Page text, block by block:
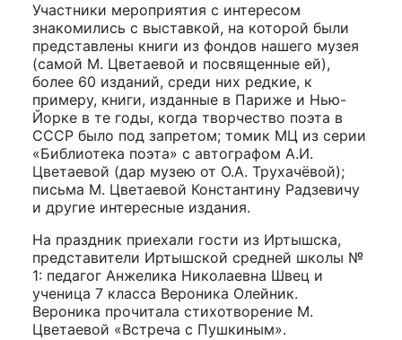
Участники мероприятия с интересом
знакомились с выставкой, на которой были
представлены книги из фондов нашего музея
(самой М. Цветаевой и посвященные ей),
более 60 изданий, среди них редкие, к
примеру, книги, изданные в Париже и Нью-
Йорке в те годы, когда творчество поэта в
СССР было под запретом; томик МЦ из серии
«Библиотека поэта» с автографом А.И.
Цветаевой (дар музею от О.А. Трухачёвой);
письма М. Цветаевой Константину Радзевичу
и другие интересные издания.
На праздник приехали гости из Иртышска,
представители Иртышской средней школы №
1: педагог Анжелика Николаевна Швец и
ученица 7 класса Вероника Олейник.
Вероника прочитала стихотворение М.
Цветаевой «Встреча с Пушкиным».